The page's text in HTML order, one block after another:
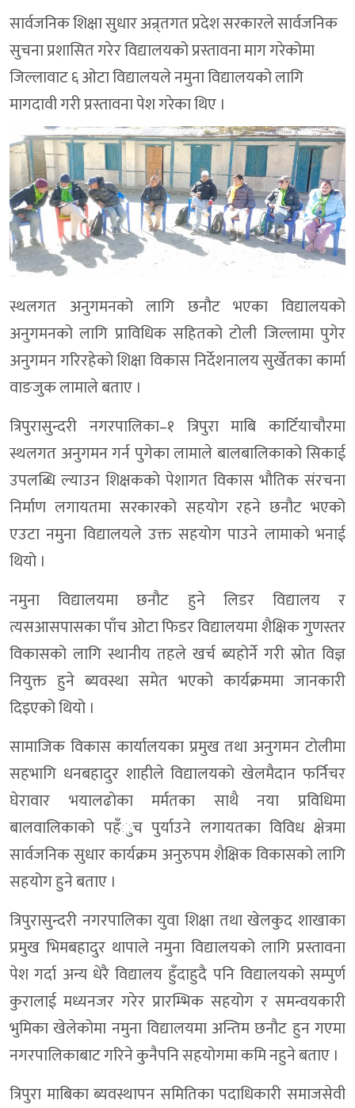
सार्वजनिक शिक्षा सुधार अन्र्तगत प्रदेश सरकारले सार्वजनिक
सुचना प्रशासित गरेर विद्यालयको प्रस्तावना माग गरेकोमा
जिल्लावाट ६ ओटा विद्यालयले नमुना विद्यालयको लागि
मागदावी गरी प्रस्तावना पेश गरेका थिए ।
स्थलगत अनुगमनको लागि छनौट भएका विद्यालयको
अनुगमनको लागि प्राविधिक सहितको टोली जिल्लामा पुगेर
अनुगमन गरिरहेको शिक्षा विकास निर्देशनालय सुर्खेतका कार्मा
वाङजुक लामाले बताए ।
त्रिपुरासुन्दरी नगरपालिका–१ त्रिपुरा माबि काटिँयाचौरमा
स्थलगत अनुगमन गर्न पुगेका लामाले बालबालिकाको सिकाई
उपलब्धि ल्याउन शिक्षकको पेशागत विकास भौतिक संरचना
निर्माण लगायतमा सरकारको सहयोग रहने छनौट भएको
एउटा नमुना विद्यालयले उक्त सहयोग पाउने लामाको भनाई
थियो ।
नमुना विद्यालयमा छनौट हुने लिडर विद्यालय र
त्यसआसपासका पाँच ओटा फिडर विद्यालयमा शैक्षिक गुणस्तर
विकासको लागि स्थानीय तहले खर्च ब्यहोर्ने गरी स्रोत विज्ञ
नियुक्त हुने ब्यवस्था समेत भएको कार्यक्रममा जानकारी
दिइएको थियो ।
सामाजिक विकास कार्यालयका प्रमुख तथा अनुगमन टोलीमा
सहभागि धनबहादुर शाहीले विद्यालयको खेलमैदान फर्निचर
घेरावार भयालढोका मर्मतका साथै नया प्रविधिमा
बालवालिकाको पहँुच पुर्याउने लगायतका विविध क्षेत्रमा
सार्वजनिक सुधार कार्यक्रम अनुरुपम शैक्षिक विकासको लागि
सहयोग हुने बताए ।
त्रिपुरासुन्दरी नगरपालिका युवा शिक्षा तथा खेलकुद शाखाका
प्रमुख भिमबहादुर थापाले नमुना विद्यालयको लागि प्रस्तावना
पेश गर्दा अन्य धेरै विद्यालय हुँदाहुदै पनि विद्यालयको सम्पुर्ण
कुरालाई मध्यनजर गरेर प्रारम्भिक सहयोग र समन्वयकारी
भुमिका खेलेकोमा नमुना विद्यालयमा अन्तिम छनौट हुन गएमा
नगरपालिकाबाट गरिने कुनैपनि सहयोगमा कमि नहुने बताए ।
त्रिपुरा माबिका ब्यवस्थापन समितिका पदाधिकारी समाजसेवी